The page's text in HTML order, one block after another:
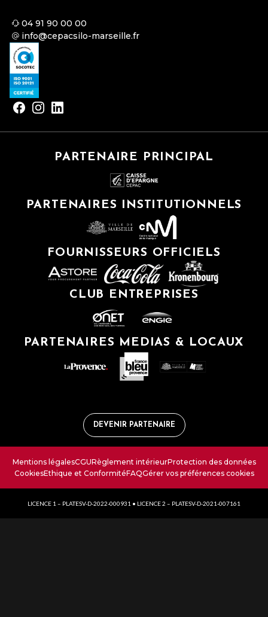
04 91 90 00 00
info@cepacsilo-marseille.fr
PARTENAIRE PRINCIPAL
PARTENAIRES INSTITUTIONNELS
FOURNISSEURS OFFICIELS
CLUB ENTREPRISES
PARTENAIRES MEDIAS & LOCAUX
DEVENIR PARTENAIRE
Mentions légalesCGURèglement intérieurProtection des données
CookiesEthique et ConformitéFAQGérer vos préférences cookies
LICENCE 1 – PLATESV-D-2022-000931 • LICENCE 2 – PLATESV-D-2021-007161